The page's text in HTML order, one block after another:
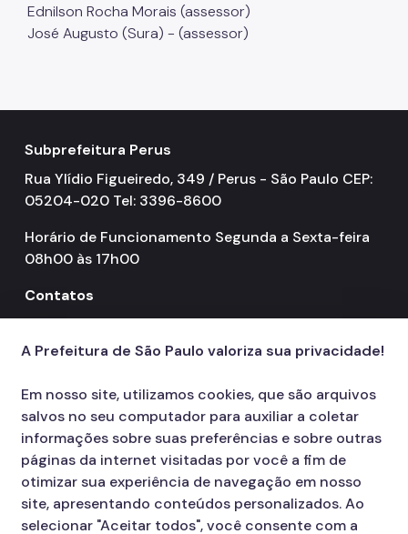
Ednilson Rocha Morais (assessor)
José Augusto (Sura) - (assessor)
Subprefeitura Perus
Rua Ylídio Figueiredo, 349 / Perus - São Paulo CEP:
05204-020 Tel: 3396-8600
Horário de Funcionamento Segunda a Sexta-feira
08h00 às 17h00
Contatos
156
A Prefeitura de São Paulo valoriza sua privacidade!
Em nosso site, utilizamos cookies, que são arquivos
salvos no seu computador para auxiliar a coletar
informações sobre suas preferências e sobre outras
páginas da internet visitadas por você a fim de
otimizar sua experiência de navegação em nosso
site, apresentando conteúdos personalizados. Ao
selecionar "Aceitar todos", você consente com a